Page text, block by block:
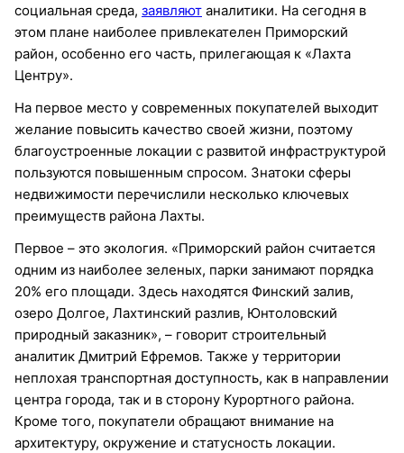
социальная среда, заявляют аналитики. На сегодня в
этом плане наиболее привлекателен Приморский
район, особенно его часть, прилегающая к «Лахта
Центру».
На первое место у современных покупателей выходит
желание повысить качество своей жизни, поэтому
благоустроенные локации с развитой инфраструктурой
пользуются повышенным спросом. Знатоки сферы
недвижимости перечислили несколько ключевых
преимуществ района Лахты.
Первое – это экология. «Приморский район считается
одним из наиболее зеленых, парки занимают порядка
20% его площади. Здесь находятся Финский залив,
озеро Долгое, Лахтинский разлив, Юнтоловский
природный заказник», – говорит строительный
аналитик Дмитрий Ефремов. Также у территории
неплохая транспортная доступность, как в направлении
центра города, так и в сторону Курортного района.
Кроме того, покупатели обращают внимание на
архитектуру, окружение и статусность локации.